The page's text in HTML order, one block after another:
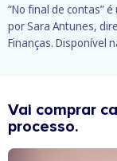
“No final de contas”
por Sara Antunes,
Finanças. Disponível
Vai comprar
processo.